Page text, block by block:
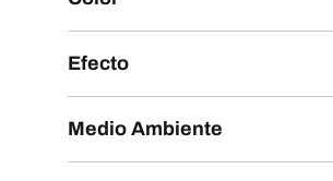
Efecto
Medio Ambiente